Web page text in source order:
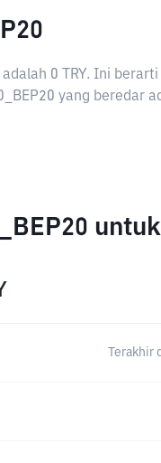
0 TRY. Ini berarti
yang beredar
Terakhir